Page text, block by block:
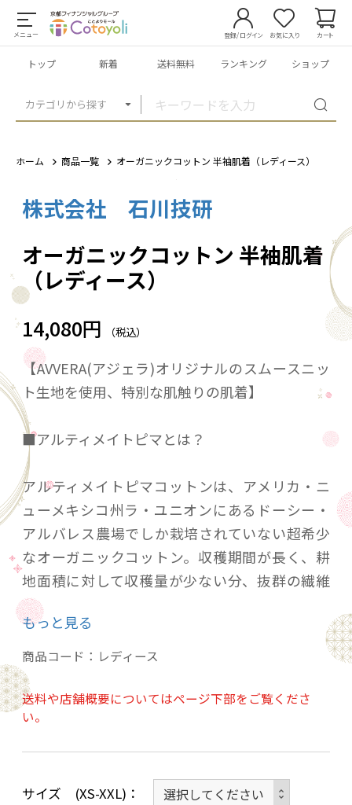
メニュー
カテゴリから探す
登録/ログイン お気に入り カート
トップ 新着 送料無料 ランキング ショップ
ホーム 商品一覧 オーガニックコットン 半袖肌着（レディース）
株式会社 石川技研
オーガニックコットン 半袖肌着
（レディース）
14,080円 （税込）
【AVVERA(アジェラ)オリジナルのスムースニッ
ト生地を使用、特別な肌触りの肌着】
■アルティメイトピマとは？
アルティメイトピマコットンは、アメリカ・ニ
ューメキシコ州ラ・ユニオンにあるドーシー・
アルバレス農場でしか栽培されていない超希少
なオーガニックコットン。収穫期間が長く、耕
地面積に対して収穫量が少ない分、抜群の繊維
長と繊維強力を備えています。
■AVVERA(アジェラ）のオリジナルスムースニッ
トとは？
AVVERA（アジェラ）の肌着に使っているのは、
100％の繊維を、極細の80番手に撚り、独自技術
もっと見る
商品コード： レディース
送料や店舗概要についてはページ下部をご覧くださ
い。
サイズ (XS-XXL)